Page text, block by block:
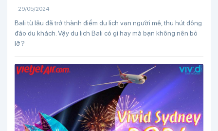
- 29/05/2024
Bali từ lâu đã trở thành điểm du lịch vạn người mê, thu hút đông
đảo du khách. Vậy du lịch Bali có gì hay mà bạn không nên bỏ
lỡ?